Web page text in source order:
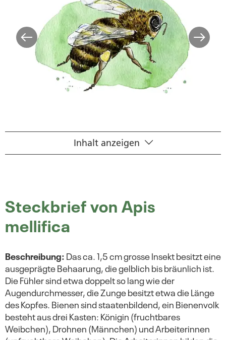
Naturwissenschaftlicher Steckbrief
Häufig gestellte Fragen
Quellen
Inhalt anzeigen
Steckbrief von Apis
mellifica
Beschreibung:Das ca. 1,5 cm grosse Insekt besitzt eine
ausgeprägte Behaarung, die gelblich bis bräunlich ist.
Die Fühler sind etwa doppelt so lang wie der
Augendurchmesser, die Zunge besitzt etwa die Länge
des Kopfes. Bienen sind staatenbildend, ein Bienenvolk
besteht aus drei Kasten: Königin (fruchtbares
Weibchen), Drohnen (Männchen) und Arbeiterinnen